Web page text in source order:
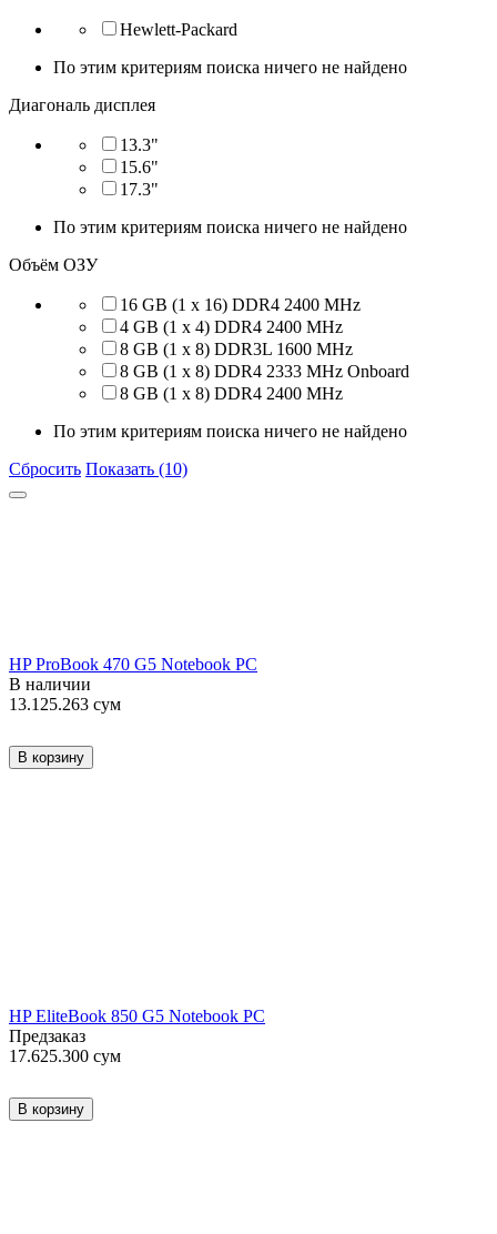
Hewlett-Packard
По этим критериям поиска ничего не найдено
Диагональ дисплея
13.3"
15.6"
17.3"
По этим критериям поиска ничего не найдено
Объём ОЗУ
16 GB (1 x 16) DDR4 2400 MHz
4 GB (1 x 4) DDR4 2400 MHz
8 GB (1 x 8) DDR3L 1600 MHz
8 GB (1 x 8) DDR4 2333 MHz Onboard
8 GB (1 x 8) DDR4 2400 MHz
По этим критериям поиска ничего не найдено
Сбросить Показать (10)
HP ProBook 470 G5 Notebook PC
В наличии
13.125.263 сум
В корзину
HP EliteBook 850 G5 Notebook PC
Предзаказ
17.625.300 сум
В корзину